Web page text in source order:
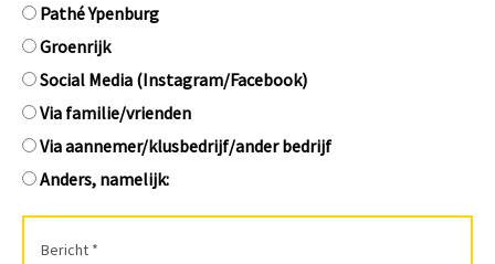
Pathé Ypenburg
Groenrijk
Social Media (Instagram/Facebook)
Via familie/vrienden
Via aannemer/klusbedrijf/ander bedrijf
Anders, namelijk: